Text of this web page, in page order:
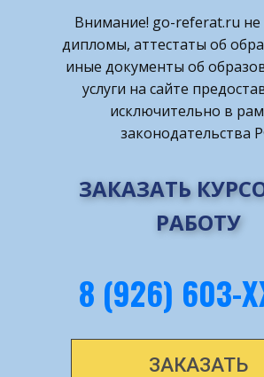
Внимание! ​go-referat.ru не
дипломы, аттестаты об
иные документы об
услуги на сайте
исключительно в
законодательства
ЗАКАЗАТЬ
РАБОТУ
8 (926) 603-
ЗАКАЗАТЬ